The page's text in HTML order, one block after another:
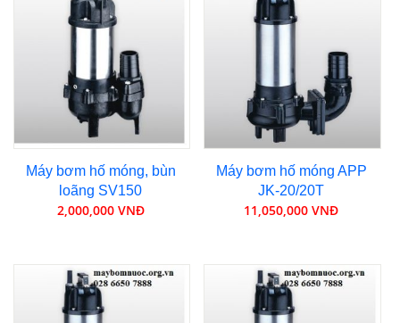
Máy bơm hố móng, bùn
loãng SV150
2,000,000 VNĐ
Máy bơm hố móng APP
JK-20/20T
11,050,000 VNĐ